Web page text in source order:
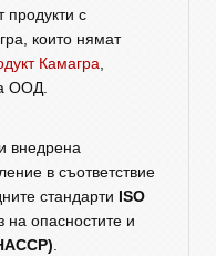
продукти с
които нямат
Камагра,
ООД.
внедрена
в съответствие
стандарти ISO
на опасностите и
.